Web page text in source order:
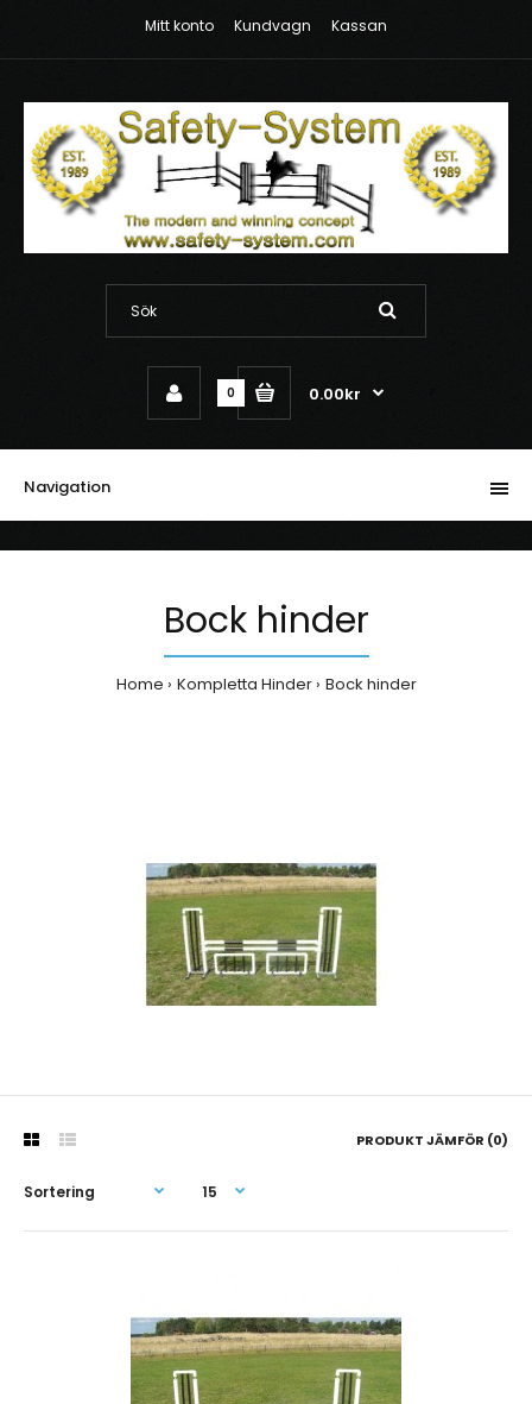
Mitt konto Kundvagn Kassan
0 0.00kr
Navigation
Bock hinder
Home Kompletta Hinder Bock hinder
PRODUKT JÄMFÖR (0)